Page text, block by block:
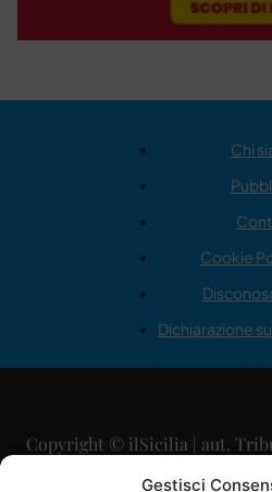
Gestisci
Chi
Cookie
Dichiarazione
Copyright © ilSicilia | aut.
29/09/